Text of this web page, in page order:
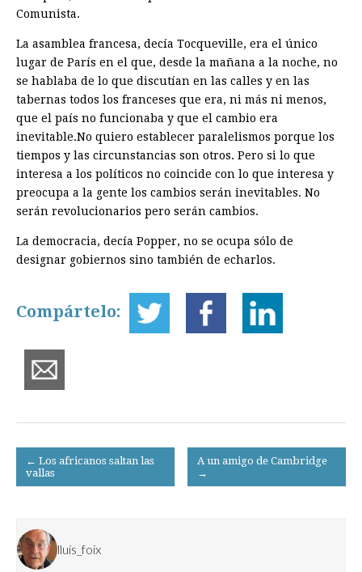
Comunista.
La asamblea francesa, decía Tocqueville, era el único
lugar de París en el que, desde la mañana a la noche, no
se hablaba de lo que discutían en las calles y en las
tabernas todos los franceses que era, ni más ni menos,
que el país no funcionaba y que el cambio era
inevitable.No quiero establecer paralelismos porque los
tiempos y las circunstancias son otros. Pero si lo que
interesa a los políticos no coincide con lo que interesa y
preocupa a la gente los cambios serán inevitables. No
serán revolucionarios pero serán cambios.
La democracia, decía Popper, no se ocupa sólo de
designar gobiernos sino también de echarlos.
Compártelo:
Post
navigation
← Los africanos saltan las
vallas
A un amigo de Cambridge
→
lluis_foix